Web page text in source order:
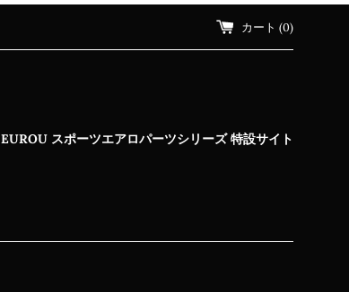
カート (0)
EUROU スポーツエアロパーツシリーズ 特設サイト